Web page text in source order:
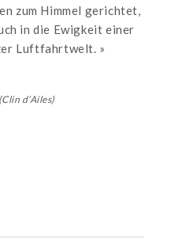
zum Himmel gerichtet,
in die Ewigkeit einer
Luftfahrtwelt. »
d’Ailes)